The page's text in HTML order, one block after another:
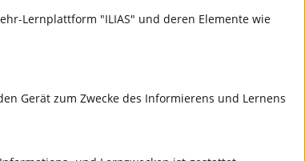
Lernplattform "ILIAS" und deren Elemente wie
Gerät zum Zwecke des Informierens und Lernens